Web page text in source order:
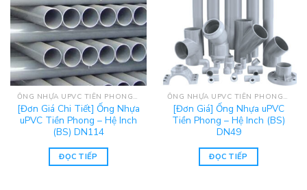
ỐNG NHỰA UPVC TIỀN PHONG - HỆ INCH (BS)
[Đơn Giá Chi Tiết] Ống Nhựa
uPVC Tiền Phong – Hệ Inch
(BS) DN114
ĐỌC TIẾP
ỐNG NHỰA UPVC TIỀN PHONG - HỆ INCH (BS)
[Đơn Giá] Ống Nhựa uPVC
Tiền Phong – Hệ Inch (BS)
DN49
ĐỌC TIẾP